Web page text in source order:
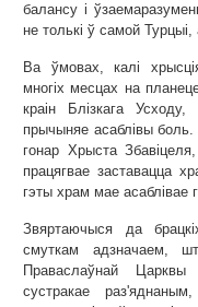
балансу і
не толькі ў самой
Ва ўмовах, калі
многіх месцах на
краін Блізкага
прычыняе асаблівы
гонар Хрыста
працягвае заставацца
гэты храм мае асаблівае
Звяртаючыся да
смуткам адзначаем,
Праваслаўнай
сустракае